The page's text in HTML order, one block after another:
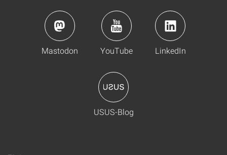
Mastodon YouTube LinkedIn
USUS-Blog